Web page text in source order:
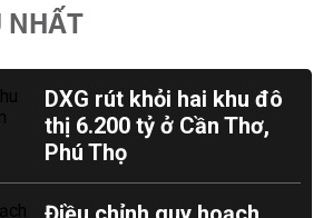
DXG rút khỏi hai khu đô
thị 6.200 tỷ ở Cần Thơ,
Phú Thọ